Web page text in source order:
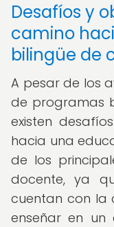
Desafíos y
camino
bilingüe de
A pesar de los
de programas
existen
hacia una
de los
docente, ya
cuentan con la
enseñar en un